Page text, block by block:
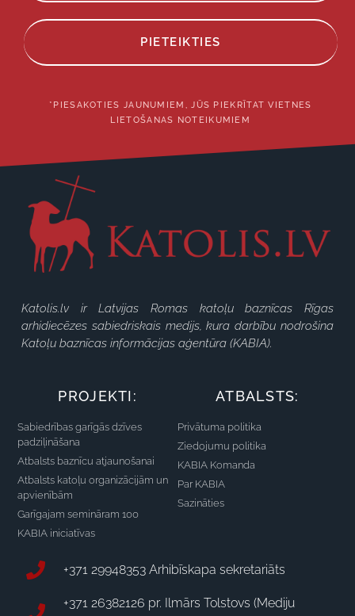
PIETEIKTIES
*PIESAKOTIES JAUNUMIEM, JŪS PIEKRĪTAT VIETNES
LIETOŠANAS NOTEIKUMIEM
Katolis.lv ir Latvijas Romas katoļu baznīcas Rīgas
arhidiecēzes sabiedriskais medijs, kura darbību nodrošina
Katoļu baznīcas informācijas aģentūra (KABIA).
PROJEKTI:
Sabiedrības garīgās dzīves
padziļināšana
Atbalsts baznīcu atjaunošanai
Atbalsts katoļu organizācijām un
apvienībām
Garīgajam semināram 100
KABIA iniciatīvas
ATBALSTS:
Privātuma politika
Ziedojumu politika
KABIA Komanda
Par KABIA
Sazināties
+371 29948353 Arhibīskapa sekretariāts
+371 26382126 pr. Ilmārs Tolstovs (Mediju